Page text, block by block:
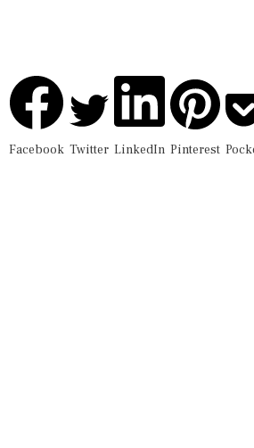
Facebook Twitter LinkedIn Pinterest